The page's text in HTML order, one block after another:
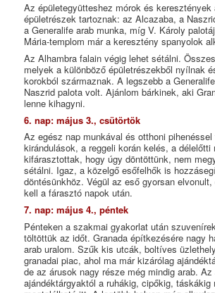
Az épületegyütteshez mórok és
épületrészek tartoznak: az Alcazaba, a
a Generalife arab munka, míg V. Károly
Mária-templom már a keresztény spanyolok
Az Alhambra falain végig lehet sétálni.
melyek a különböző épületrészekből nyílnak
korokból származnak. A legszebb a
Naszrid palota volt. Ajánlom bárkinek, aki
lenne kihagyni.
6. nap: május 3., csütörtök
Az egész nap munkával és otthoni
kirándulások, a reggeli korán kelés, a délelőtti
kifárasztottak, hogy úgy döntöttünk, nem
sétálni. Igaz, a közelgő esőfelhők is
döntésünkhöz. Végül az eső gyorsan
kell a fárasztó napok után.
7. nap: május 4., péntek
Pénteken a szakmai gyakorlat után
töltöttük az időt. Granada építkezésére nagy
arab uralom. Szűk kis utcák, boltíves
granadai piac, ahol ma már kizárólag
de az árusok nagy része még mindig arab. Az
ajándéktárgyaktól a ruhákig, cipőkig, táskákig